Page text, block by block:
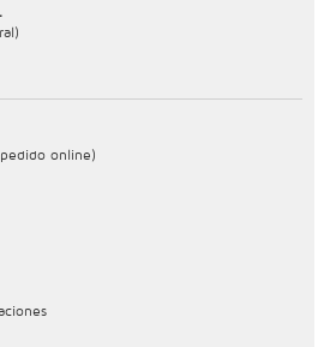
online)